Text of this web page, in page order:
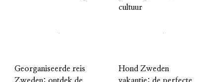
cultuur
Georganiseerde reis
Zweden: ontdek de
Hond Zweden
vakantie: de perfecte